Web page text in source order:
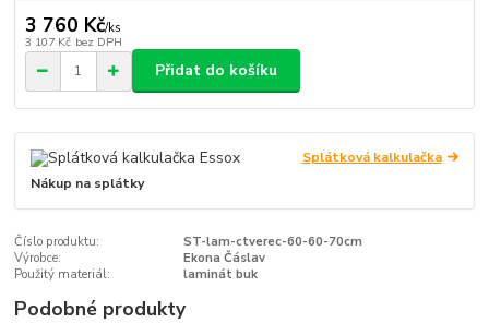
3 760 Kč/ks
3 107 Kč bez DPH
Přidat do košíku
Splátková kalkulačka
Nákup na splátky
Číslo produktu:
ST-lam-ctverec-60-60-70cm
Výrobce:
Ekona Čáslav
Použitý materiál:
laminát buk
Podobné produkty